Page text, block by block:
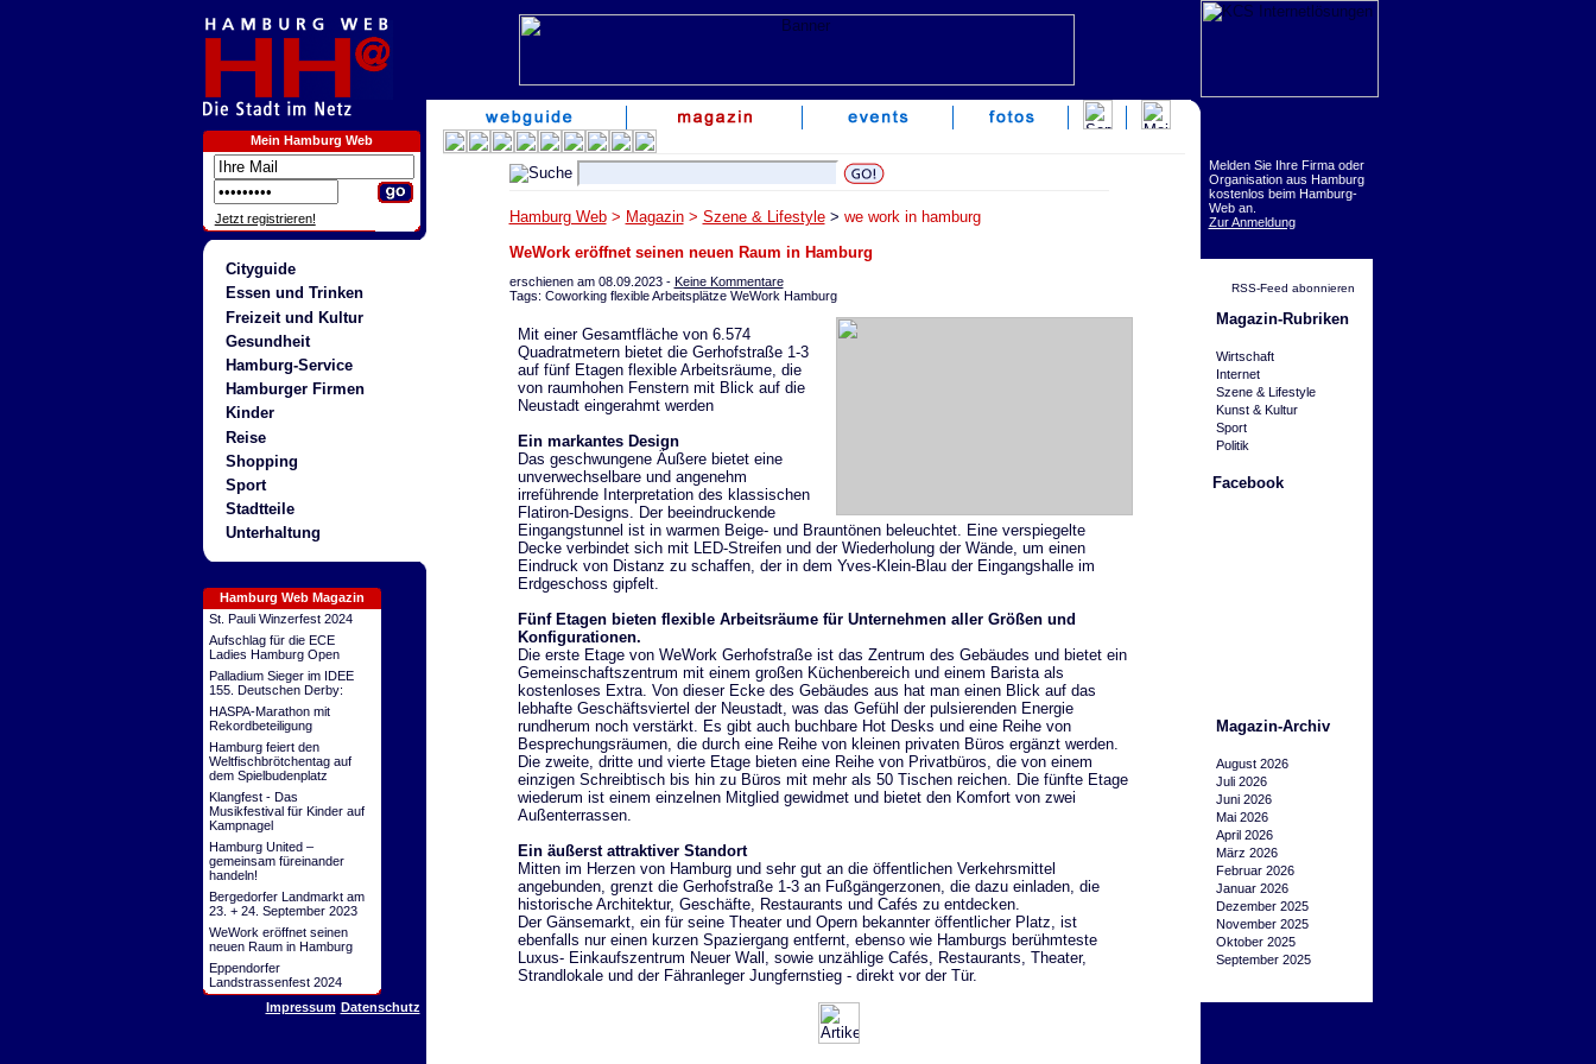
Mein Hamburg Web
Jetzt registrieren!
Cityguide
Essen und Trinken
Freizeit und Kultur
Gesundheit
Hamburg-Service
Hamburger Firmen
Kinder
Reise
Shopping
Sport
Stadtteile
Unterhaltung
Hamburg Web Magazin
St. Pauli Winzerfest 2024
Aufschlag für die ECE
Ladies Hamburg Open
Palladium Sieger im IDEE
155. Deutschen Derby:
HASPA-Marathon mit
Rekordbeteiligung
Hamburg feiert den
Weltfischbrötchentag auf
dem Spielbudenplatz
Klangfest - Das
Musikfestival für Kinder auf
Kampnagel
Hamburg United –
gemeinsam füreinander
handeln!
Bergedorfer Landmarkt am
23. + 24. September 2023
WeWork eröffnet seinen
neuen Raum in Hamburg
Eppendorfer
Landstrassenfest 2024
Impressum Datenschutz
Hamburg Web> Magazin> Szene & Lifestyle> we work in hamburg
WeWork eröffnet seinen neuen Raum in Hamburg
erschienen am 08.09.2023 - Keine Kommentare
Tags: Coworking flexible Arbeitsplätze WeWork Hamburg
Mit einer Gesamtfläche von 6.574
Quadratmetern bietet die Gerhofstraße 1-3
auf fünf Etagen flexible Arbeitsräume, die
von raumhohen Fenstern mit Blick auf die
Neustadt eingerahmt werden
Ein markantes Design
Das geschwungene Äußere bietet eine
unverwechselbare und angenehm
irreführende Interpretation des klassischen
Flatiron-Designs. Der beeindruckende
Eingangstunnel ist in warmen Beige- und Brauntönen beleuchtet. Eine verspiegelte
Decke verbindet sich mit LED-Streifen und der Wiederholung der Wände, um einen
Eindruck von Distanz zu schaffen, der in dem Yves-Klein-Blau der Eingangshalle im
Erdgeschoss gipfelt.
Fünf Etagen bieten flexible Arbeitsräume für Unternehmen aller Größen und
Konfigurationen.
Die erste Etage von WeWork Gerhofstraße ist das Zentrum des Gebäudes und bietet ein
Gemeinschaftszentrum mit einem großen Küchenbereich und einem Barista als
kostenloses Extra. Von dieser Ecke des Gebäudes aus hat man einen Blick auf das
lebhafte Geschäftsviertel der Neustadt, was das Gefühl der pulsierenden Energie
rundherum noch verstärkt. Es gibt auch buchbare Hot Desks und eine Reihe von
Besprechungsräumen, die durch eine Reihe von kleinen privaten Büros ergänzt werden.
Die zweite, dritte und vierte Etage bieten eine Reihe von Privatbüros, die von einem
einzigen Schreibtisch bis hin zu Büros mit mehr als 50 Tischen reichen. Die fünfte Etage
wiederum ist einem einzelnen Mitglied gewidmet und bietet den Komfort von zwei
Außenterrassen.
Ein äußerst attraktiver Standort
Mitten im Herzen von Hamburg und sehr gut an die öffentlichen Verkehrsmittel
angebunden, grenzt die Gerhofstraße 1-3 an Fußgängerzonen, die dazu einladen, die
historische Architektur, Geschäfte, Restaurants und Cafés zu entdecken.
Der Gänsemarkt, ein für seine Theater und Opern bekannter öffentlicher Platz, ist
ebenfalls nur einen kurzen Spaziergang entfernt, ebenso wie Hamburgs berühmteste
Luxus- Einkaufszentrum Neuer Wall, sowie unzählige Cafés, Restaurants, Theater,
Strandlokale und der Fähranleger Jungfernstieg - direkt vor der Tür.
Melden Sie Ihre Firma oder
Organisation aus Hamburg
kostenlos beim Hamburg-
Web an.
Zur Anmeldung
RSS-Feed abonnieren
Magazin-Rubriken
Wirtschaft
Internet
Szene & Lifestyle
Kunst & Kultur
Sport
Politik
Facebook
Magazin-Archiv
August 2026
Juli 2026
Juni 2026
Mai 2026
April 2026
März 2026
Februar 2026
Januar 2026
Dezember 2025
November 2025
Oktober 2025
September 2025